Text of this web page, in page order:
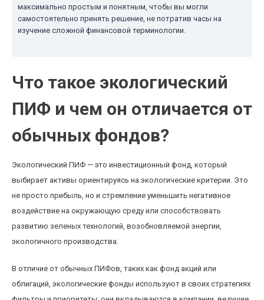
максимально простым и понятным, чтобы вы могли
самостоятельно принять решение, не потратив часы на
изучение сложной финансовой терминологии.
Что такое экологический
ПИФ и чем он отличается от
обычных фондов?
Экологический ПИФ — это инвестиционный фонд, который
выбирает активы ориентируясь на экологические критерии. Это
не просто прибыль, но и стремление уменьшить негативное
воздействие на окружающую среду или способствовать
развитию зеленых технологий, возобновляемой энергии,
экологичного производства.
В отличие от обычных ПИФов, таких как фонд акций или
облигаций, экологические фонды используют в своих стратегиях